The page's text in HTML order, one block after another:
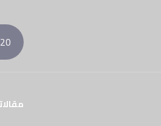
مقالات